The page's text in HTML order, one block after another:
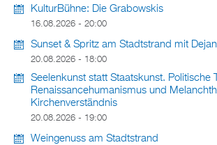
KulturBühne: Die Grabowskis
16.08.2026 - 20:00
Sunset & Spritz am Stadtstrand mit
20.08.2026 - 18:00
Seelenkunst statt Staatskunst. Politische
Renaissancehumanismus und
Kirchenverständnis
20.08.2026 - 19:00
Weingenuss am Stadtstrand